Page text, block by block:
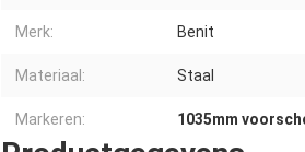
Merk: Benit
Materiaal: Staal
Markeren: 1035mm